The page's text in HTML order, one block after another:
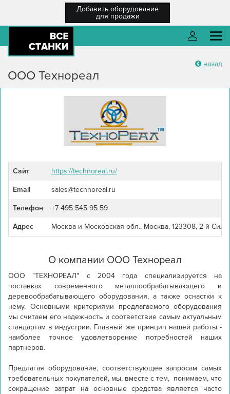
Добавить оборудование
для продажи
О компании
Каталог оборудования
Каталог компаний
Справка
Регистрация/ Вход
Войти
Войти
Регистрация
назад
ООО Технореал
Сайт https://technoreal.ru/
Email sales@technoreal.ru
Телефон +7 495 545 95 59
Адрес Москва и Московская обл., Москва, 123308, 2-й
О компании ООО Технореал
ООО "ТЕХНОРЕАЛ" с 2004 года специализируется на
поставках современного металлообрабатывающего и
деревообрабатывающего оборудования, а также оснастки к
нему. Основными критериями предлагаемого оборудования
мы считаем его надежность и соответствие самым актуальным
стандартам в индустрии. Главный же принцип нашей работы -
наиболее точное удовлетворение потребностей наших
партнеров.
Предлагая оборудование, соответствующее запросам самых
требовательных покупателей, мы, вместе с тем,  понимаем, что
сокращение затрат на основные средства является часто